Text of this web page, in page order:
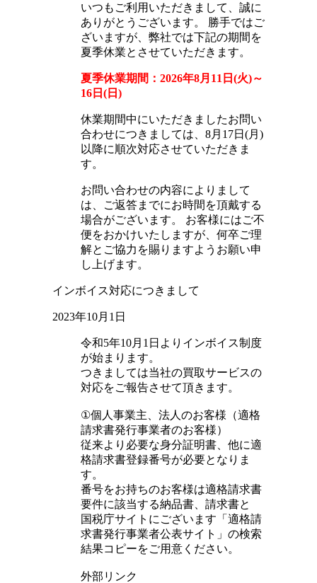
いつもご利用いただきまして、誠に
ありがとうございます。 勝手ではご
ざいますが、弊社では下記の期間を
夏季休業とさせていただきます。
夏季休業期間：2026年8月11日(火)～
16日(日)
休業期間中にいただきましたお問い
合わせにつきましては、8月17日(月)
以降に順次対応させていただきま
す。
お問い合わせの内容によりまして
は、ご返答までにお時間を頂戴する
場合がございます。 お客様にはご不
便をおかけいたしますが、何卒ご理
解とご協力を賜りますようお願い申
し上げます。
インボイス対応につきまして
2023年10月1日
令和5年10月1日よりインボイス制度
が始まります。
つきましては当社の買取サービスの
対応をご報告させて頂きます。
①個人事業主、法人のお客様（適格
請求書発行事業者のお客様）
従来より必要な身分証明書、他に適
格請求書登録番号が必要となりま
す。
番号をお持ちのお客様は適格請求書
要件に該当する納品書、請求書と
国税庁サイトにございます「適格請
求書発行事業者公表サイト」の検索
結果コピーをご用意ください。
外部リンク